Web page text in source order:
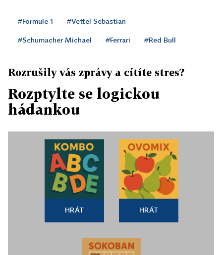
#Formule 1 #Vettel Sebastian
#Schumacher Michael #Ferrari #Red Bull
Rozrušily vás zprávy a cítíte stres?
Rozptylte se logickou
hádankou
HRÁT HRÁT